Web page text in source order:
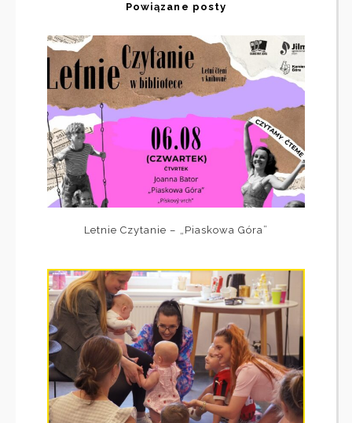
Powiązane posty
Letnie Czytanie – „Piaskowa Góra”